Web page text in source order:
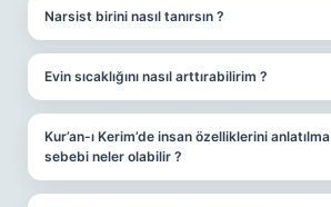
Narsist birini nasıl tanırsın ?
Evin sıcaklığını nasıl arttırabilirim ?
Kur’an-ı Kerim’de insan özelliklerini anlatılma
sebebi neler olabilir ?